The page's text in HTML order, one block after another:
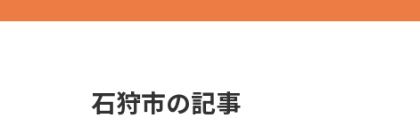
石狩市の記事